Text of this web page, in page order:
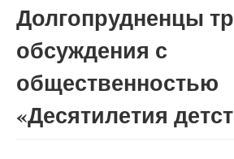
Долгопрудненцы
обсуждения с
общественностью
«Десятилетия